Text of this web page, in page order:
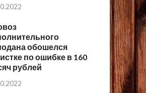
обошелся
по ошибке в 160
рублей